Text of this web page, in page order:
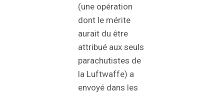
(une opération
dont le mérite
aurait du être
attribué aux seuls
parachutistes de
la Luftwaffe) a
envoyé dans les